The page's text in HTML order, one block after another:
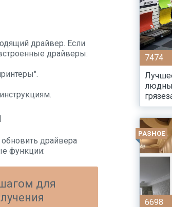
драйвер. Если
драйверы:
драйвера
функции:
для
7474
РАЗНОЕ
6698